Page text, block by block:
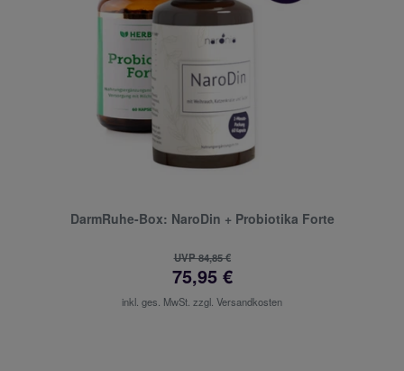
DarmRuhe-Box: NaroDin + Probiotika Forte
UVP 84,85 €
75,95 €
inkl. ges. MwSt. zzgl. Versandkosten